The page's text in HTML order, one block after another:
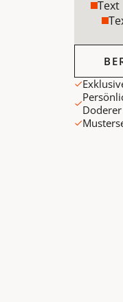
Text
Doderer